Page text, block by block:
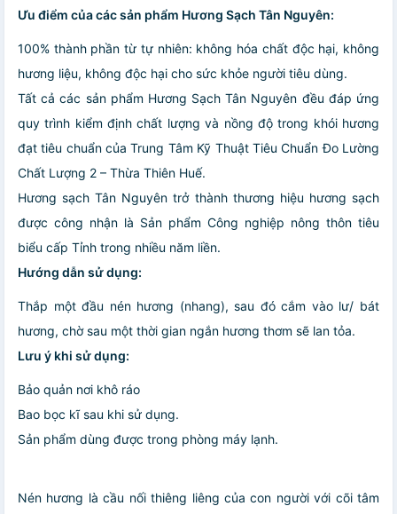
Ưu điểm của các sản phẩm Hương Sạch Tân Nguyên:
100% thành phần từ tự nhiên: không hóa chất độc hại, không
hương liệu, không độc hại cho sức khỏe người tiêu dùng.
Tất cả các sản phẩm Hương Sạch Tân Nguyên đều đáp ứng
quy trình kiểm định chất lượng và nồng độ trong khói hương
đạt tiêu chuẩn của Trung Tâm Kỹ Thuật Tiêu Chuẩn Đo Lường
Chất Lượng 2 – Thừa Thiên Huế.
Hương sạch Tân Nguyên trở thành thương hiệu hương sạch
được công nhận là Sản phẩm Công nghiệp nông thôn tiêu
biểu cấp Tỉnh trong nhiều năm liền.
Hướng dẫn sử dụng:
Thắp một đầu nén hương (nhang), sau đó cắm vào lư/ bát
hương, chờ sau một thời gian ngắn hương thơm sẽ lan tỏa.
Lưu ý khi sử dụng:
Bảo quản nơi khô ráo
Bao bọc kĩ sau khi sử dụng.
Sản phẩm dùng được trong phòng máy lạnh.
Nén hương là cầu nối thiêng liêng của con người với cõi tâm